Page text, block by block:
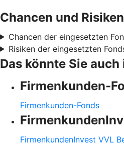
Chancen und
Chancen der eingesetzten
Risiken der eingesetzten
Das könnte Sie
Firmenkunden-
Firmenkunden-Fonds
FirmenkundenInvest VVL